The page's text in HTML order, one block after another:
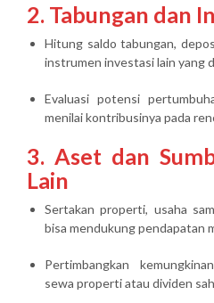
2. Tabungan dan
Hitung saldo tabungan,
instrumen investasi lain yang
Evaluasi potensi
menilai kontribusinya pada
3. Aset dan
Lain
Sertakan properti, usaha
bisa mendukung pendapatan
Pertimbangkan
sewa properti atau dividen